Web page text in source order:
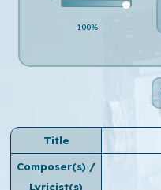
100%
Title
Composer(s) /
Lyricist(s)